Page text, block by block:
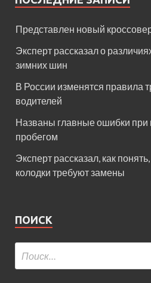
Представлен новый
Эксперт рассказал о
зимних шин
В России изменятся правила
водителей
Названы главные ошибки при
пробегом
Эксперт рассказал, как
колодки требуют замены
ПОИСК